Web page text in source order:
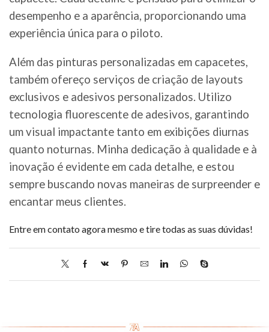
desempenho e a aparência, proporcionando uma
experiência única para o piloto.
Além das pinturas personalizadas em capacetes,
também ofereço serviços de criação de layouts
exclusivos e adesivos personalizados. Utilizo
tecnologia fluorescente de adesivos, garantindo
um visual impactante tanto em exibições diurnas
quanto noturnas. Minha dedicação à qualidade e à
inovação é evidente em cada detalhe, e estou
sempre buscando novas maneiras de surpreender e
encantar meus clientes.
Entre em contato agora mesmo e tire todas as suas dúvidas!